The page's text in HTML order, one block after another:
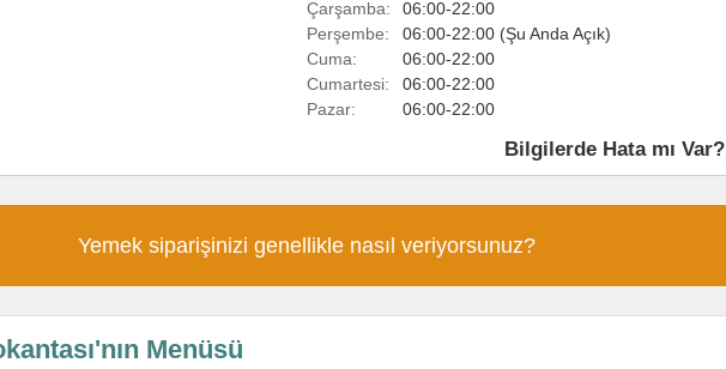
Çarşamba:
06:00-22:00
Perşembe:
06:00-22:00 (Şu Anda Açık)
Cuma:
06:00-22:00
Cumartesi:
06:00-22:00
Pazar:
06:00-22:00
Bilgilerde Hata mı Var?
Yemek siparişinizi genellikle nasıl veriyorsunuz?
Menüsü